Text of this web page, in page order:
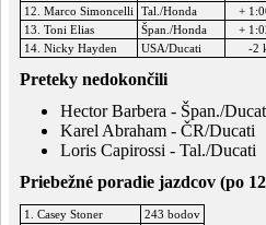
12. Marco Simoncelli
Tal./Honda
+
13. Toni Elias
Špan./Honda
+
14. Nicky Hayden
USA/Ducati -2
Preteky nedokončili
Hector Barbera - Špan./
Karel Abraham - ČR/Ducati
Loris Capirossi - Tal./Ducati
Priebežné poradie jazdcov (po
1. Casey Stoner
243 bodov